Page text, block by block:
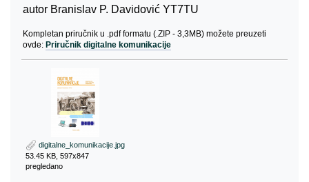
autor Branislav P. Davidović YT7TU
Kompletan priručnik u .pdf formatu (.ZIP - 3,3MB) možete preuzeti
ovde: Priručnik digitalne komunikacije
digitalne_komunikacije.jpg
53.45 KB, 597x847
pregledano